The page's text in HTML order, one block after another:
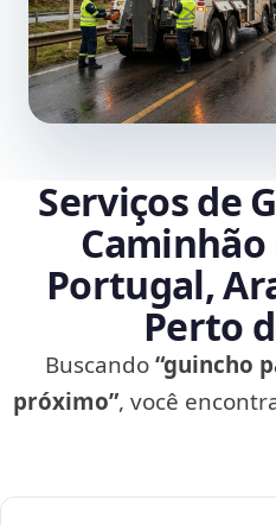
Serviços de
Portugal,
Perto
Buscando“guincho
próximo”, você